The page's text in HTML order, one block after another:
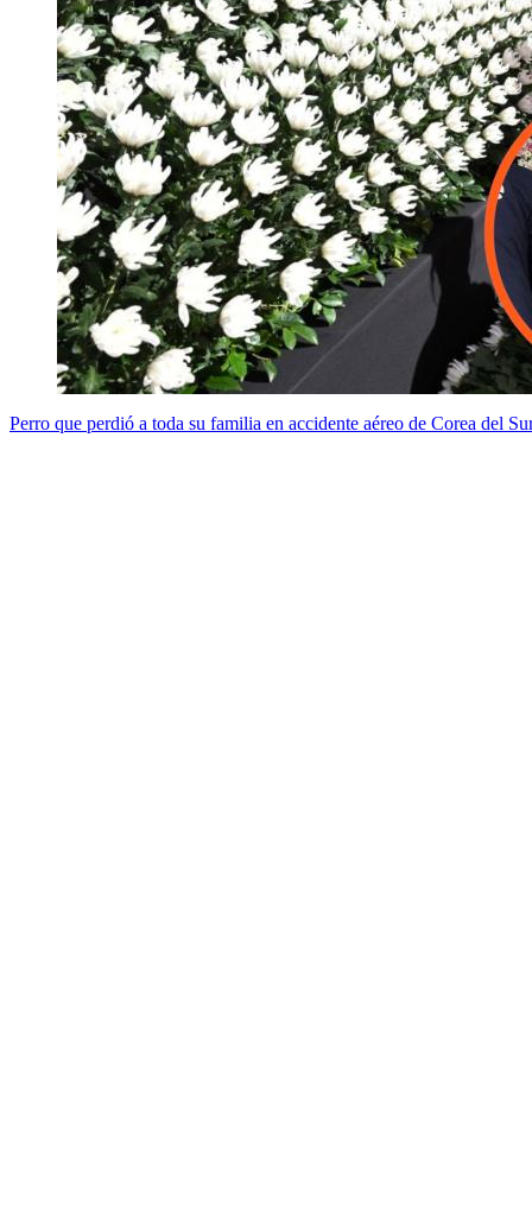
Perro que perdió a toda su familia en accidente aéreo de Corea del